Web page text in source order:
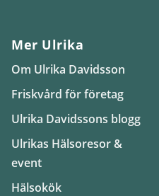
Mer Ulrika
Om Ulrika Davidsson
Friskvård för företag
Ulrika Davidssons blogg
Ulrikas Hälsoresor &
event
Hälsokök